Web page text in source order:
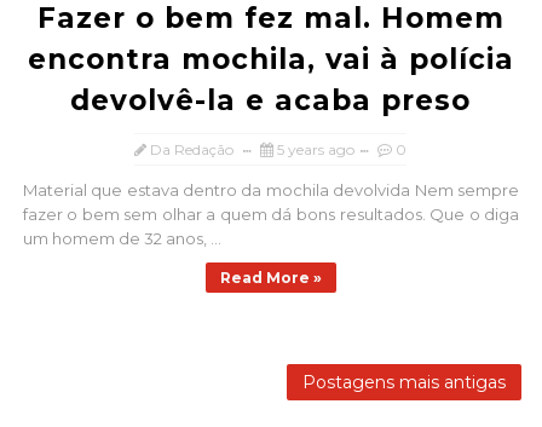
Fazer o bem fez mal. Homem
encontra mochila, vai à polícia
devolvê-la e acaba preso
Da Redação 5 years ago 0
Material que estava dentro da mochila devolvida Nem sempre
fazer o bem sem olhar a quem dá bons resultados. Que o diga
um homem de 32 anos, ...
Read More »
Postagens mais antigas